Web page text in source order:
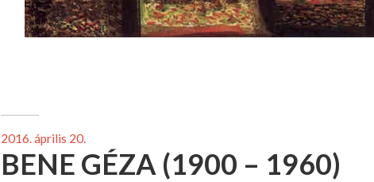
2016. április 20.
BENE GÉZA (1900 – 1960)